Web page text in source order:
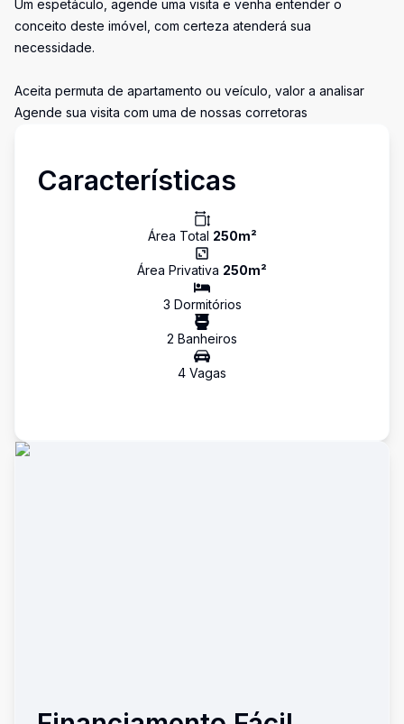
Um espetáculo, agende uma visita e venha entender o
conceito deste imóvel, com certeza atenderá sua
necessidade.
Aceita permuta de apartamento ou veículo, valor a analisar
Agende sua visita com uma de nossas corretoras
Características
Área Total 250m²
Área Privativa 250m²
3 Dormitórios
2 Banheiros
4 Vagas